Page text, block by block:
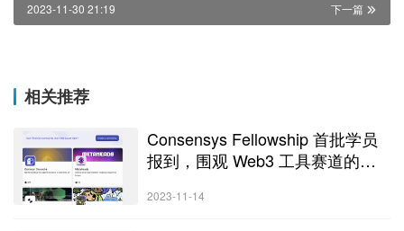
下一篇
2023-11-30 21:19
相关推荐
Consensys Fellowship 首批学员
报到，围观 Web3 工具赛道的奇
2023-11-14